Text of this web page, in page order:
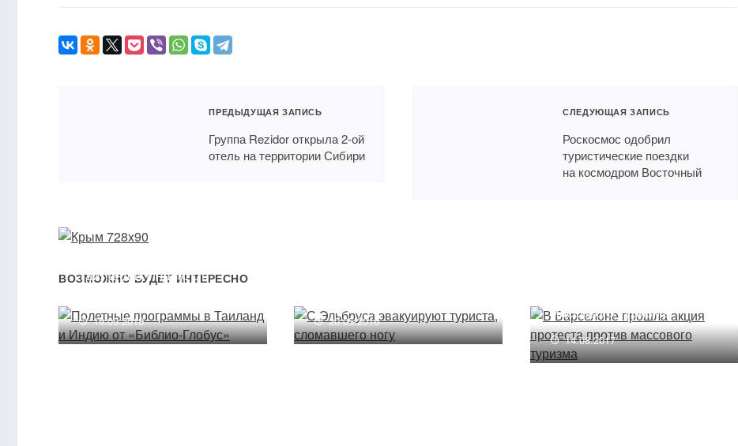
ПРЕДЫДУЩАЯ ЗАПИСЬ
Группа Rezidor открыла 2-ой
отель на территории Сибири
СЛЕДУЮЩАЯ ЗАПИСЬ
Роскосмос одобрил
туристические поездки
на космодром Восточный
ВОЗМОЖНО БУДЕТ ИНТЕРЕСНО
Таиланд и Индию от
19.09.2018 20.05.2016
массового туризма
14.08.2017